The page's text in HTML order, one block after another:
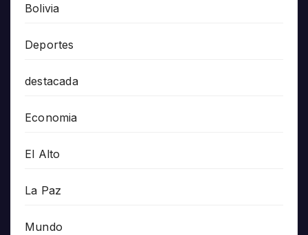
Bolivia
Deportes
destacada
Economia
El Alto
La Paz
Mundo